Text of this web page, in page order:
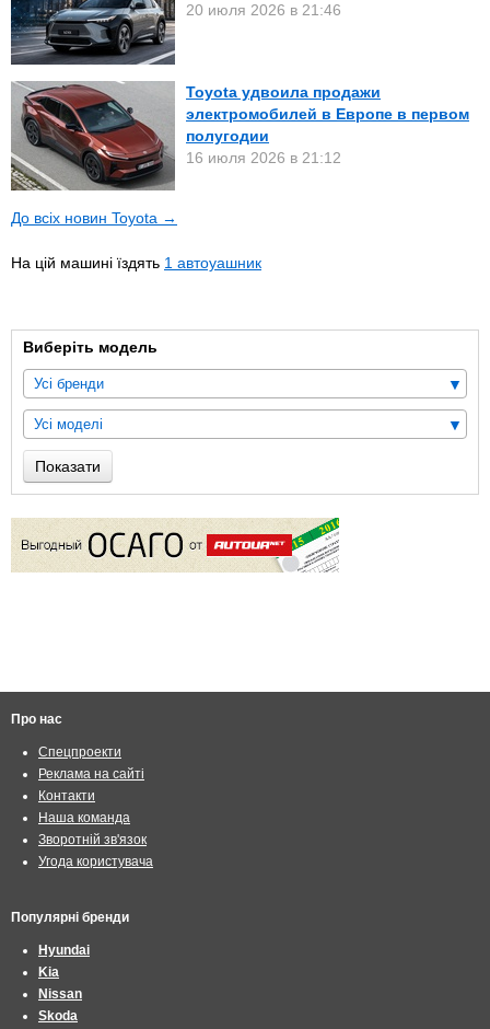
20 июля 2026 в 21:46
Toyota удвоила продажи
электромобилей в Европе в первом
полугодии
16 июля 2026 в 21:12
До всіх новин Toyota →
На цій машині їздять 1 автоуашник
Виберіть модель
Усі бренди
Усі моделі
Показати
Про нас
Спецпроекти
Реклама на сайті
Контакти
Наша команда
Зворотній зв'язок
Угода користувача
Популярні бренди
Hyundai
Kia
Nissan
Skoda